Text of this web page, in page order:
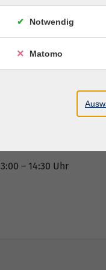
– 14:30 Uhr
Notwendig
Matomo